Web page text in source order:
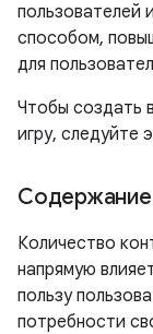
пользователей
способом,
для
Чтобы создать
игру, следуйте
Содержание
Количество
напрямую
пользу
потребности